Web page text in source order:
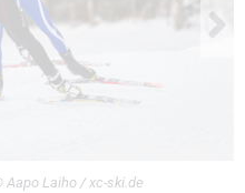
Aapo Laiho / xc-ski.de